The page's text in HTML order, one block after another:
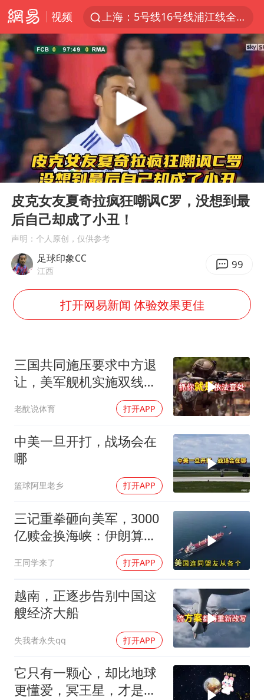
视频
上海全域长途客运班次全部停运
王传君 《披荆斩棘》
国足U17与阿森纳决赛取消 并列冠军
王艺迪2-4不敌张本美和止步4强
女子离婚后发现男方婚内与第三者育子
以军士兵把枪口对准中国记者
36岁男演员史元庭入职景区当NPC
2025年小学教师减少13.19万
泰国：高度重视中国游客旅游体验
王艺迪无缘横滨赛决赛
构建更高水平的全民健身公共服务体系
Play
00:00 01:41
皮克女友夏奇拉疯狂嘲讽C罗，没想到最
后自己却成了小丑！
声明：个人原创，仅供参考
足球印象CC
江西 99
打开网易新闻 体验效果更佳
三国共同施压要求中方退
让，美军舰机实施双线抵
近，南海被划为禁区，
轰-6K已挂弹
老酖说体育 打开APP
中美一旦开打，战场会在
哪
篮球阿里老乡 打开APP
三记重拳砸向美军，3000
亿赎金换海峡：伊朗算准
王同学来了 打开APP
越南，正逐步告别中国这
艘经济大船
失我者永失qq 打开APP
它只有一颗心，却比地球
更懂爱，冥王星，才是太